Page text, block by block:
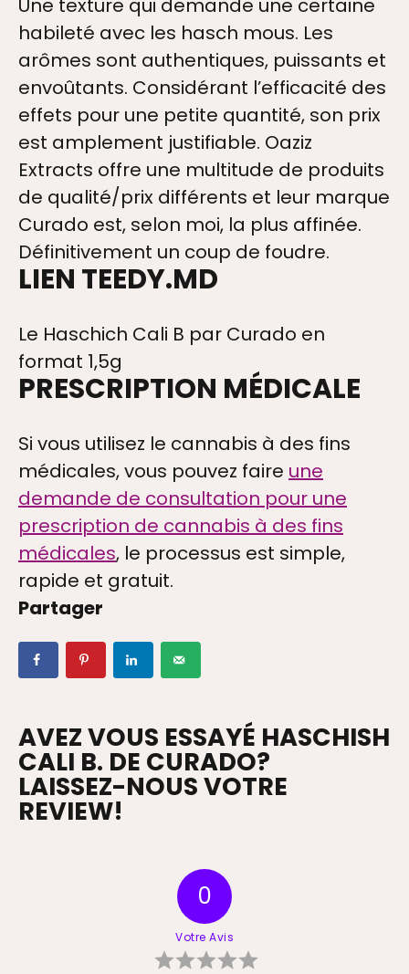
+ VIDEOS
PROTECTION
AVEC NOUS
Une texture qui demande une certaine
habileté avec les hasch mous. Les
arômes sont authentiques, puissants et
envoûtants. Considérant l’efficacité des
effets pour une petite quantité, son prix
est amplement justifiable. Oaziz
Extracts offre une multitude de produits
de qualité/prix différents et leur marque
Curado est, selon moi, la plus affinée.
Définitivement un coup de foudre.
LIEN TEEDY.MD
Le Haschich Cali B par Curado en
format 1,5g
PRESCRIPTION MÉDICALE
Si vous utilisez le cannabis à des fins
médicales, vous pouvez faire une
demande de consultation pour une
prescription de cannabis à des fins
médicales, le processus est simple,
rapide et gratuit.
Partager
AVEZ VOUS ESSAYÉ HASCHISH
CALI B. DE CURADO?
LAISSEZ-NOUS VOTRE
REVIEW!
0
Votre Avis